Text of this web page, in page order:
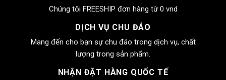
Chúng tôi FREESHIP đơn hàng từ 0 vnd
DỊCH VỤ CHU ĐÁO
Mang đến cho bạn sự chu đáo trong dịch vụ, chất
lượng trong sản phẩm.
NHẬN ĐẶT HÀNG QUỐC TẾ